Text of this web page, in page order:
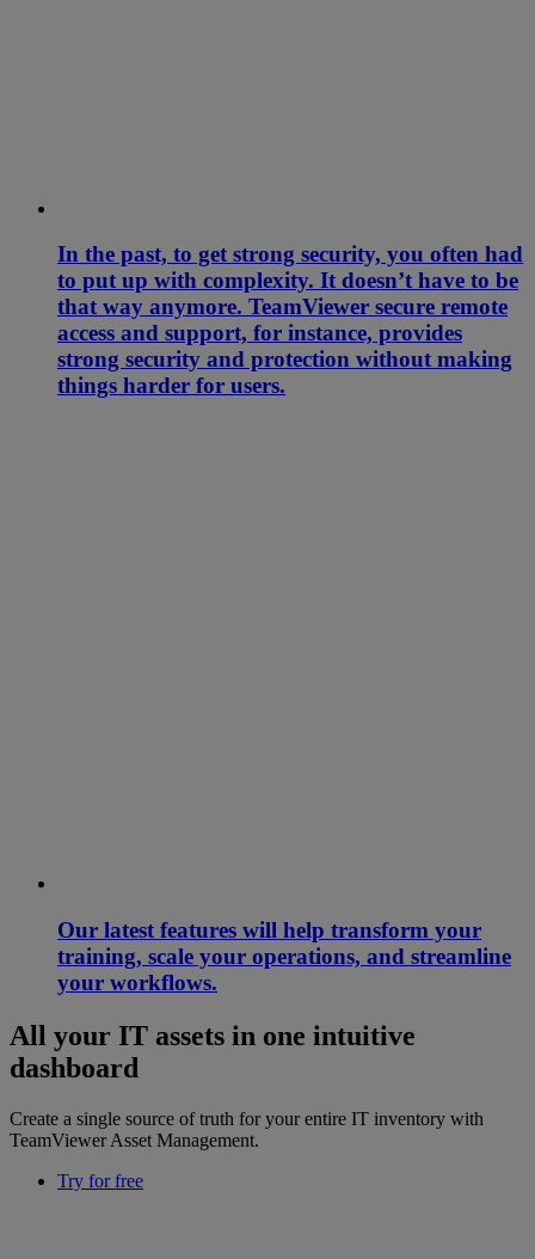
In the past, to get strong security, you often had
to put up with complexity. It doesn’t have to be
that way anymore. TeamViewer secure remote
access and support, for instance, provides
strong security and protection without making
things harder for users.
Our latest features will help transform your
training, scale your operations, and streamline
your workflows.
All your IT assets in one intuitive
dashboard
Create a single source of truth for your entire IT inventory with
TeamViewer Asset Management.
Try for free